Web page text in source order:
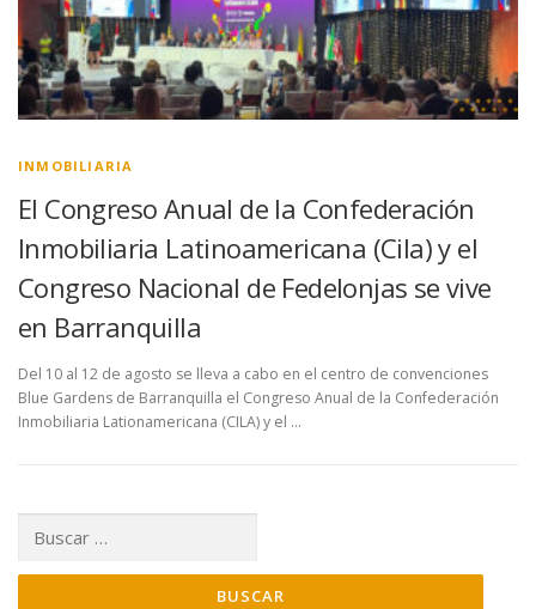
INMOBILIARIA
El Congreso Anual de la Confederación
Inmobiliaria Latinoamericana (Cila) y el
Congreso Nacional de Fedelonjas se vive
en Barranquilla
Del 10 al 12 de agosto se lleva a cabo en el centro de convenciones
Blue Gardens de Barranquilla el Congreso Anual de la Confederación
Inmobiliaria Lationamericana (CILA) y el …